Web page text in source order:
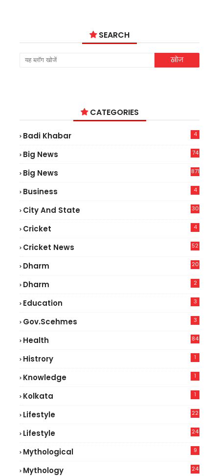
SEARCH
CATEGORIES
Badi Khabar 4
Big News
74
Big News 871
Business 4
City And State 30
Cricket 4
Cricket News
52
Dharm 20
Dharm 2
Education 3
Gov.scehmes 3
Health
84
Histrory 1
Knowledge 1
Kolkata 1
Lifestyle
22
Lifestyle
24
Mythological 9
Mythology 24